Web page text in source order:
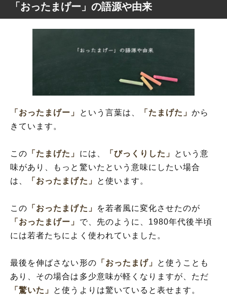
「おったまげー」の語源や由来
「おったまげー」 という言葉は、 「たまげた」から
きています。
この 「たまげた」 には、 「びっくりした」
という意
味があり、もっと驚いたという意味にしたい場合
は、
「おったまげた」 と使います。
この 「おったまげた」
を若者風に変化させたのが
「おったまげー」 で、先のように、1980年代後半頃
には若者たちによく使われていました。
最後を伸ばさない形の 「おったまげ」
と使うことも
あり、その場合は多少意味が軽くなりますが、ただ
「驚いた」 と使うよりは驚いていると表せます。